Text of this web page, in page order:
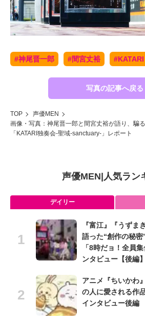
#神尾晋一郎 #間宮丈裕 #KATARI
写真の記事へ戻る
TOP
声優MEN
画像・写真：神尾晋一郎と間宮丈裕が語り、騙
「KATARI独奏会-聖域-sanctuary-」レポート
声優MEN 人気ラン
デイリー
『富江』『うずま
語った“創作の秘
「8時だョ！全員
ンタビュー【後編】
アニメ『ちいかわ
の人に愛される作
インタビュー後編